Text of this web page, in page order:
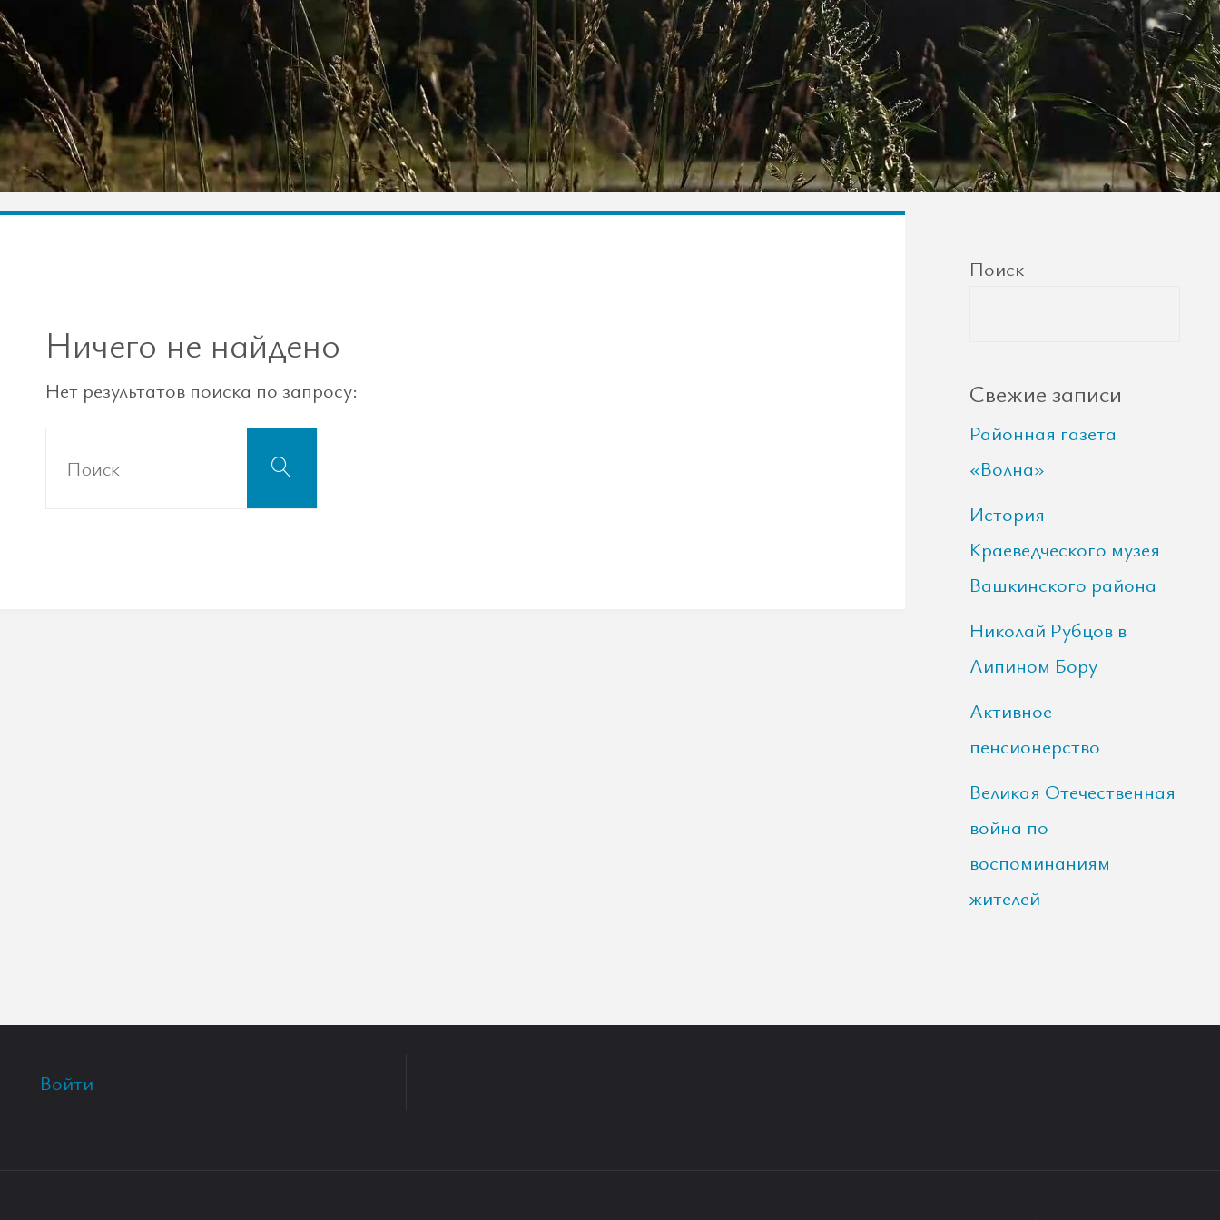
Ничего не найдено
Нет результатов поиска по запросу:
Поиск
Поиск
Свежие записи
Районная газета
«Волна»
История
Краеведческого музея
Вашкинского района
Николай Рубцов в
Липином Бору
Активное
пенсионерство
Великая Отечественная
война по
воспоминаниям
жителей
Войти